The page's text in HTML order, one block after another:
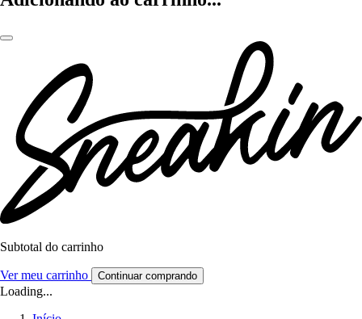
Subtotal do carrinho
Ver meu carrinho Continuar comprando
Loading...